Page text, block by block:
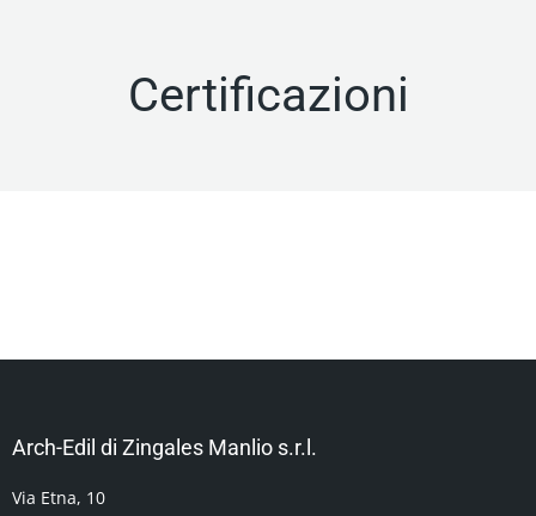
Certificazioni
Arch-Edil di Zingales Manlio s.r.l.
Via Etna, 10